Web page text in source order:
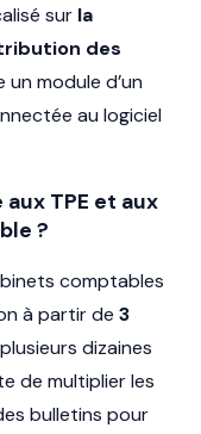
sur la
des
un module d’un
au logiciel
aux TPE et aux
?
comptables
à partir de 3
dizaines
de multiplier les
bulletins pour